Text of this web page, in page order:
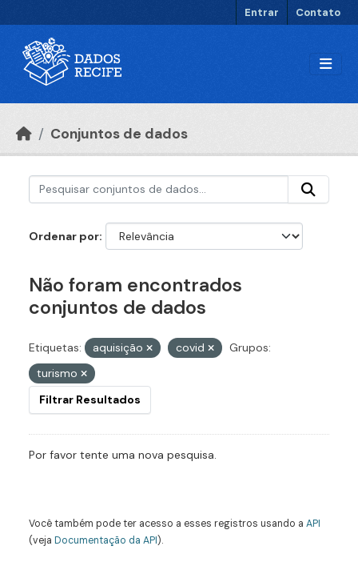
Entrar Contato
Conjuntos de dados
Ordenar por
Não foram encontrados
conjuntos de dados
Etiquetas: aquisição covid
Grupos:
turismo
Filtrar Resultados
Por favor tente uma nova pesquisa.
Você também pode ter acesso a esses registros usando a API
(veja Documentação da API).